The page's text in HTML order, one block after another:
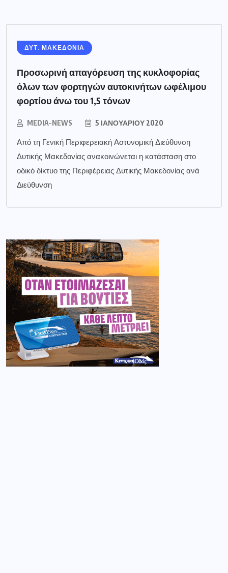
ΔΥΤ. ΜΑΚΕΔΟΝΙΑ
Προσωρινή απαγόρευση της κυκλοφορίας
όλων των φορτηγών αυτοκινήτων ωφέλιμου
φορτίου άνω του 1,5 τόνων
MEDIA-NEWS 5 ΙΑΝΟΥΑΡΊΟΥ 2020
Από τη Γενική Περιφερειακή Αστυνομική Διεύθυνση
Δυτικής Μακεδονίας ανακοινώνεται η κατάσταση στο
οδικό δίκτυο της Περιφέρειας Δυτικής Μακεδονίας ανά
Διεύθυνση